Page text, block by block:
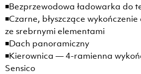
◾Bezprzewodowa ładowarka do
◾Czarne, błyszczące
ze srebrnymi elementami
◾Dach panoramiczny
◾Kierownica — 4-ramienna
Sensico